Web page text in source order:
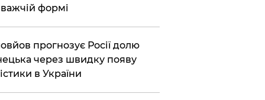
формі
прогнозує Росії долю
через швидку появу
в України